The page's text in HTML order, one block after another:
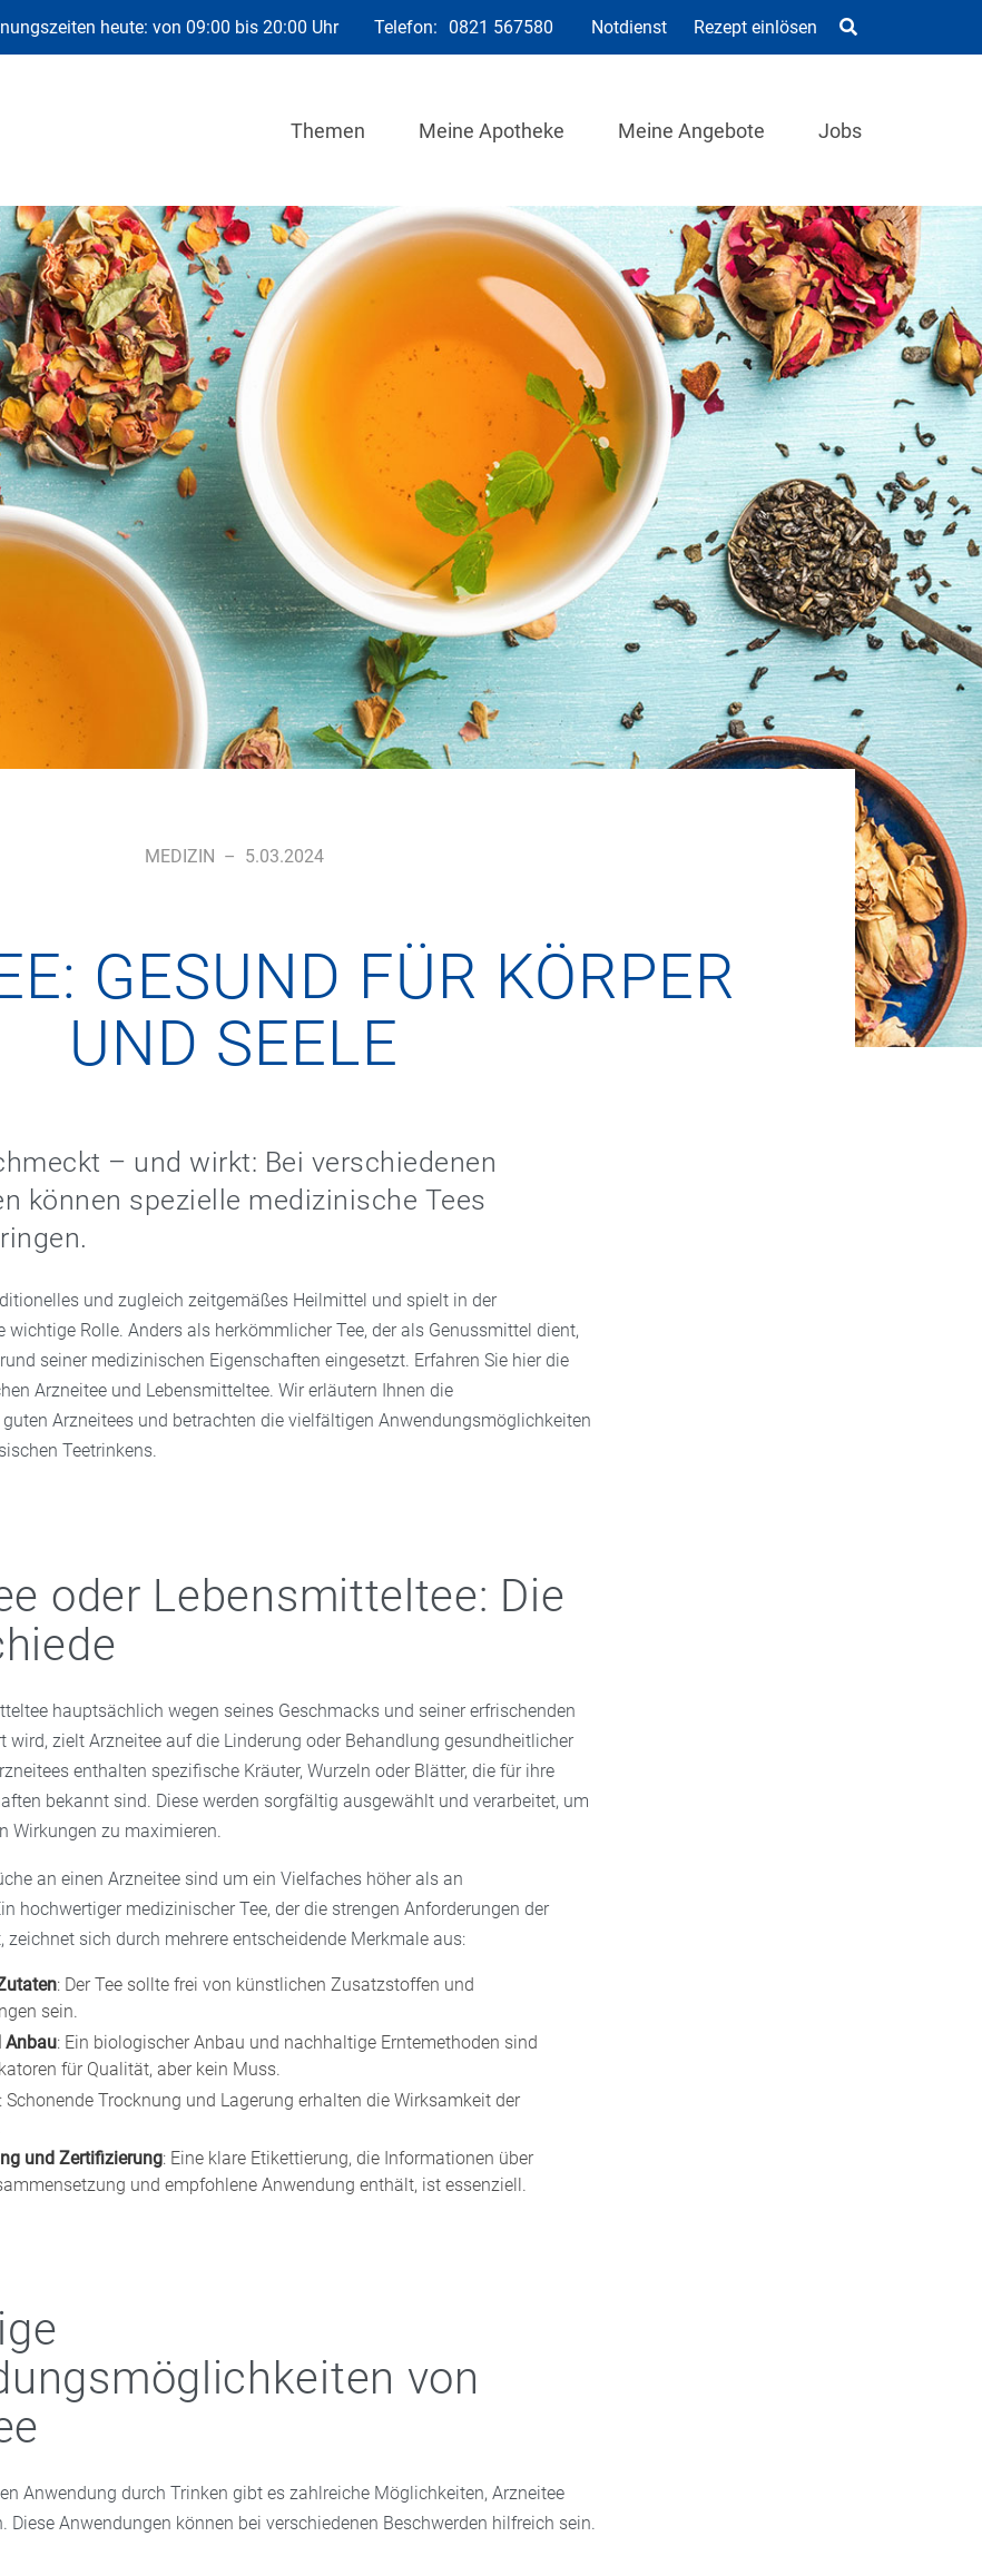
heute: von 09:00 bis 20:00 Uhr Telefon: 0821 567580 Notdienst Rezept einlösen
Themen Meine Apotheke Meine Angebote Jobs
MEDIZIN – 5.03.2024
GESUND FÜR KÖRPER
UND SEELE
– und wirkt: Bei verschiedenen
können spezielle medizinische Tees
und zugleich zeitgemäßes Heilmittel und spielt in der
wichtige Rolle. Anders als herkömmlicher Tee, der als Genussmittel dient,
seiner medizinischen Eigenschaften eingesetzt. Erfahren Sie hier die
Arzneitee und Lebensmitteltee. Wir erläutern Ihnen die
Arzneitees und betrachten die vielfältigen Anwendungsmöglichkeiten
Teetrinkens.
oder Lebensmitteltee: Die
hauptsächlich wegen seines Geschmacks und seiner erfrischenden
wird, zielt Arzneitee auf die Linderung oder Behandlung gesundheitlicher
enthalten spezifische Kräuter, Wurzeln oder Blätter, die für ihre
bekannt sind. Diese werden sorgfältig ausgewählt und verarbeitet, um
Wirkungen zu maximieren.
an einen Arzneitee sind um ein Vielfaches höher als an
hochwertiger medizinischer Tee, der die strengen Anforderungen der
zeichnet sich durch mehrere entscheidende Merkmale aus:
: Der Tee sollte frei von künstlichen Zusatzstoffen und
sein.
Anbau: Ein biologischer Anbau und nachhaltige Erntemethoden sind
für Qualität, aber kein Muss.
Schonende Trocknung und Lagerung erhalten die Wirksamkeit der
und Zertifizierung: Eine klare Etikettierung, die Informationen über
und empfohlene Anwendung enthält, ist essenziell.
von
Anwendung durch Trinken gibt es zahlreiche Möglichkeiten, Arzneitee
Diese Anwendungen können bei verschiedenen Beschwerden hilfreich sein.